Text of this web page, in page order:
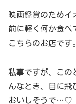
映画鑑賞のためイ
前に軽く何か食べ
こちらのお店です。
私事ですが、こ
んなとき、目に飛
おいしそうで…♡